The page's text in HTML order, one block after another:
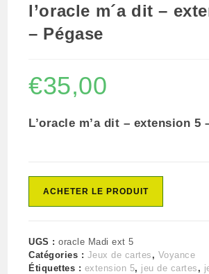
l’oracle m´a dit –
– Pégase
€35,00
L’oracle m’a dit – extension 5
ACHETER LE PRODUIT
UGS :oracle Madi ext 5
Catégories : Jeux de cartes , Voyance
Étiquettes : extension 5, jeu de cartes ,